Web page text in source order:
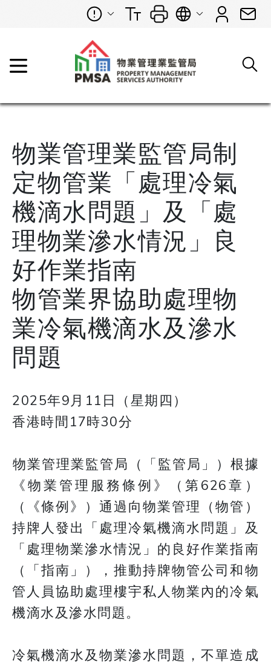
物業管理業監管局制
定物管業「處理冷氣
機滴水問題」及「處
理物業滲水情況」良
好作業指南
物管業界協助處理物
業冷氣機滴水及滲水
問題
2025年9月11日（星期四）
香港時間17時30分
​​​​​​​物業管理業監管局（「監管局」）根據
《物業管理服務條例》（第626章）
（《條例》）通過向物業管理（物管）
持牌人發出「處理冷氣機滴水問題」及
「處理物業滲水情況」的良好作業指南
（「指南」），推動持牌物管公司和物
管人員協助處理樓宇私人物業內的冷氣
機滴水及滲水問題。
冷氣機滴水及物業滲水問題，不單造成